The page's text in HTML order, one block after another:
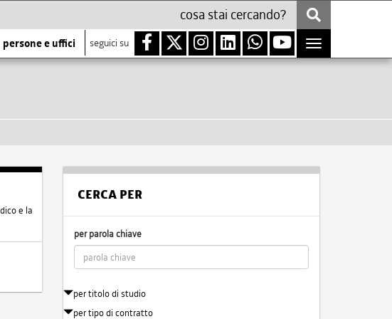
persone e uffici seguici su
Toggle
navigation
e la
CERCA PER
per parola chiave
per titolo di studio
per tipo di contratto